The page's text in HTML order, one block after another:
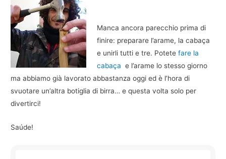
Manca ancora parecchio prima di
finire: preparare l’arame, la cabaça
e unirli tutti e tre. Potete fare la
cabaça e l’arame lo stesso giorno
ma abbiamo già lavorato abbastanza oggi ed è l’hora di
svuotare un’altra botiglia di birra… e questa volta solo per
divertirci!
Saúde!